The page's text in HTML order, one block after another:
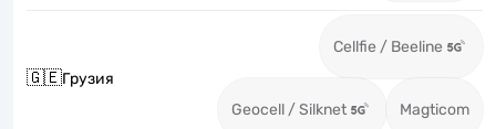
🇬🇪Грузия
Cellfie / Beeline
Geocell / Silknet Magticom